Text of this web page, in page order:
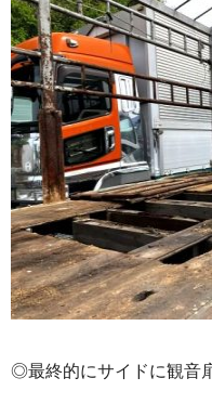
◎最終的にサイドに観音